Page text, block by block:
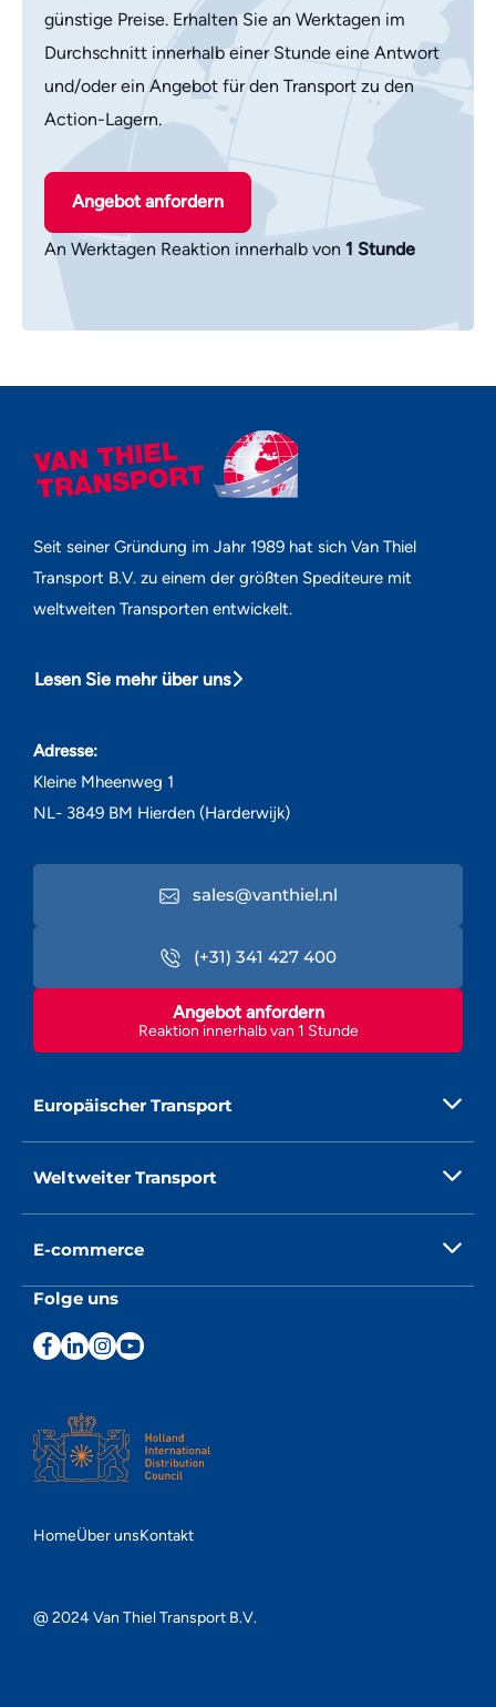
günstige Preise. Erhalten Sie an Werktagen im
Durchschnitt innerhalb einer Stunde eine Antwort
und/oder ein Angebot für den Transport zu den
Action-Lagern.
Angebot anfordern
An Werktagen Reaktion innerhalb von 1 Stunde
Seit seiner Gründung im Jahr 1989 hat sich Van Thiel
Transport B.V. zu einem der größten Spediteure mit
weltweiten Transporten entwickelt.
Lesen Sie mehr über uns
Adresse:
Kleine Mheenweg 1
NL- 3849 BM Hierden (Harderwijk)
sales@vanthiel.nl
(+31) 341 427 400
Reaktion innerhalb van 1 Stunde
Angebot anfordern
Europäischer Transport
Weltweiter Transport
E-commerce
Folge uns
@ 2024 Van Thiel Transport B.V.
HomeÜber unsKontakt